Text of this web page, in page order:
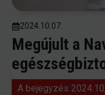
2024.10.07.
Megújult a
A bejegyzés